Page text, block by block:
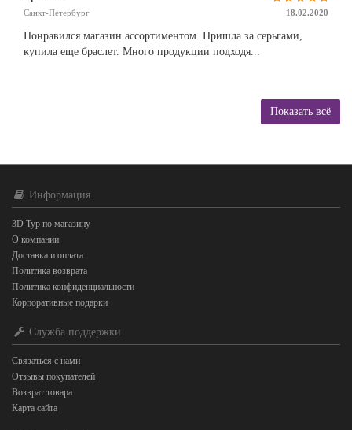
Санкт-Петербург 18.02.2020
Понравился магазин ассортиментом. Пришла за серьгами,
купила еще браслет. Много продукции подходя...
Показать всё
Информация
3D Тур по магазину
О компании
Доставка и оплата
Политика возврата
Политика конфиденциальности
Корпоративные подарки
Служба поддержки
Связаться с нами
Отзывы покупателей
Возврат товара
Карта сайта